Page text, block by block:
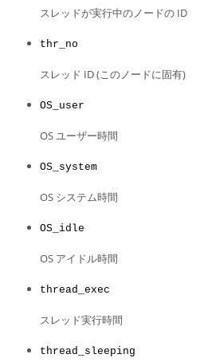
スレッドが実行中のノードの ID
thr_no
スレッド ID (このノードに固有)
OS_user
OS ユーザー時間
OS_system
OS システム時間
OS_idle
OS アイドル時間
thread_exec
スレッド実行時間
thread_sleeping